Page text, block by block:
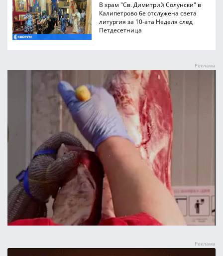
В храм "Св. Димитрий Солунски" в
Калипетрово бе отслужена света
литургия за 10-ата Неделя след
Петдесетница